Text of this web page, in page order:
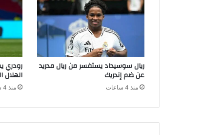
ريال سوسيداد يستفسر من ريال مدريد
عن ضم إندريك
منذ 4 ساعات
رودري
منذ 4 ساعات